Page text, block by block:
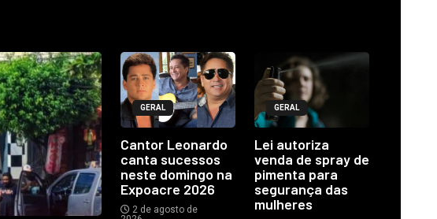
GERAL
Cantor Leonardo
canta sucessos
neste domingo na
Expoacre 2026
2 de agosto de
GERAL
Lei autoriza
venda de spray de
pimenta para
segurança das
mulheres